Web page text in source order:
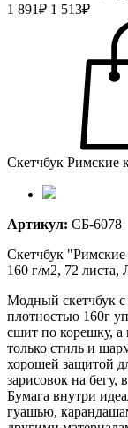
1 891₽ 1 513₽
Скетчбук Римские
Артикул: СБ-6078
Скетчбук
160 г/м2, 72
Модный скетчбук с
плотностью 160г
сшит по корешку, а
только стиль и
хорошей защитой
зарисовок на бегу,
Бумага внутри
гуашью,